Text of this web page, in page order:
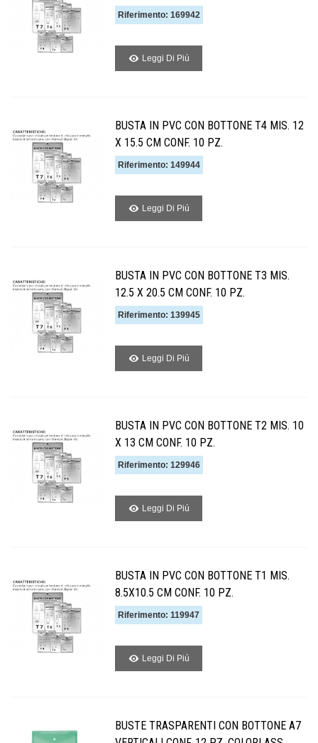
Riferimento: 169942
Leggi Di Piú
BUSTA IN PVC CON BOTTONE T4 MIS. 12
X 15.5 CM CONF. 10 PZ.
Riferimento: 149944
Leggi Di Piú
BUSTA IN PVC CON BOTTONE T3 MIS.
12.5 X 20.5 CM CONF. 10 PZ.
Riferimento: 139945
Leggi Di Piú
BUSTA IN PVC CON BOTTONE T2 MIS. 10
X 13 CM CONF. 10 PZ.
Riferimento: 129946
Leggi Di Piú
BUSTA IN PVC CON BOTTONE T1 MIS.
8.5X10.5 CM CONF. 10 PZ.
Riferimento: 119947
Leggi Di Piú
BUSTE TRASPARENTI CON BOTTONE A7